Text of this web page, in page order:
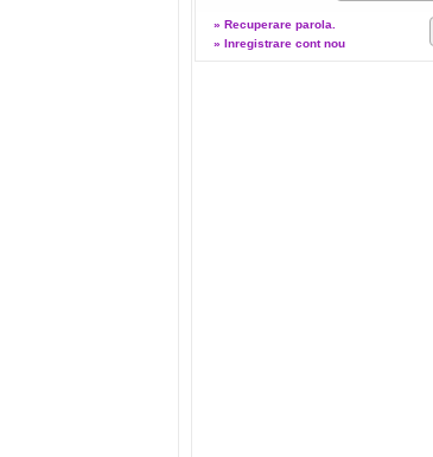
» Recuperare parola.
» Inregistrare cont nou